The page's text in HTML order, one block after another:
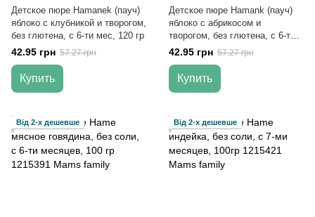
Детское пюре Hamanek (пауч)
яблоко с клубникой и творогом,
без глютена, с 6-ти мес, 120 гр
42.95 грн 57.27 грн
Купить
Детское пюре Hamank (пауч)
яблоко с абрикосом и
творогом, без глютена, с 6-ти
мес, 120 гр
42.95 грн 57.27 грн
Купить
Від 2-х дешевше Від 2-х дешевше